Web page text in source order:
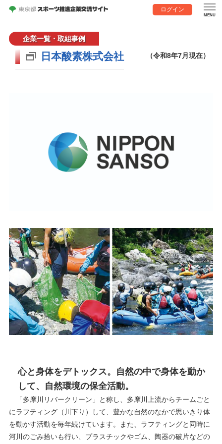
ログイン
企業一覧・取組事例
日本酸素株式会社 （令和8年7月現在）
心と身体をデトックス。自然の中で身体を動か
して、自然環境の保全活動。
「多摩川リバークリーン」と称し、多摩川上流からチームごと
にラフティング（川下り）して、豊かな自然のなかで思いきり体
を動かす活動を毎年続けています。また、ラフティングと同時に
河川のごみ拾いも行い、プラスチックやゴム、陶器の破片などの